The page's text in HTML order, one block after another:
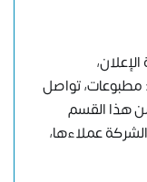
مطبوعات، تواصل
هذا القسم
عملاءها،